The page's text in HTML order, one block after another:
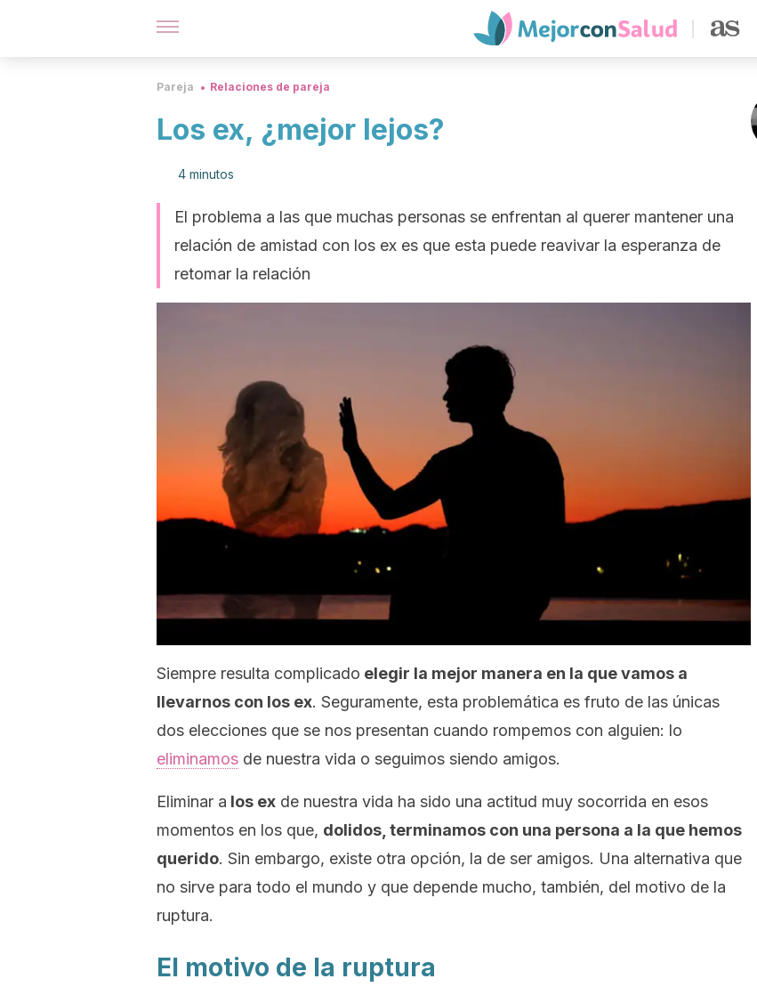
Pareja Relaciones de pareja
Los ex, ¿mejor lejos?
4 minutos
El problema a las que muchas personas se enfrentan al querer mantener una
relación de amistad con los ex es que esta puede reavivar la esperanza de
retomar la relación
Siempre resulta complicado elegir la mejor manera en la que vamos a
llevarnos con los ex. Seguramente, esta problemática es fruto de las únicas
dos elecciones que se nos presentan cuando rompemos con alguien: lo
eliminamos de nuestra vida o seguimos siendo amigos.
Eliminar a los ex de nuestra vida ha sido una actitud muy socorrida en esos
momentos en los que, dolidos, terminamos con una persona a la que hemos
querido. Sin embargo, existe otra opción, la de ser amigos. Una alternativa que
no sirve para todo el mundo y que depende mucho, también, del motivo de la
ruptura.
El motivo de la ruptura